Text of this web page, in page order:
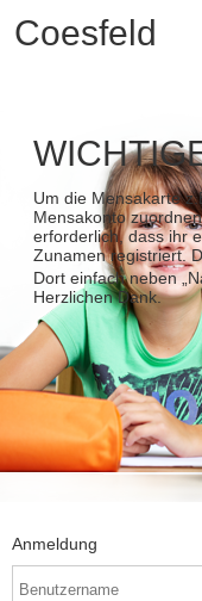
Coesfeld
Um die Mensakarte
Mensakonto
erforderlich, dass ihr
Zunamen registriert.
Dort einfach neben
Herzlichen Dank.
Anmeldung